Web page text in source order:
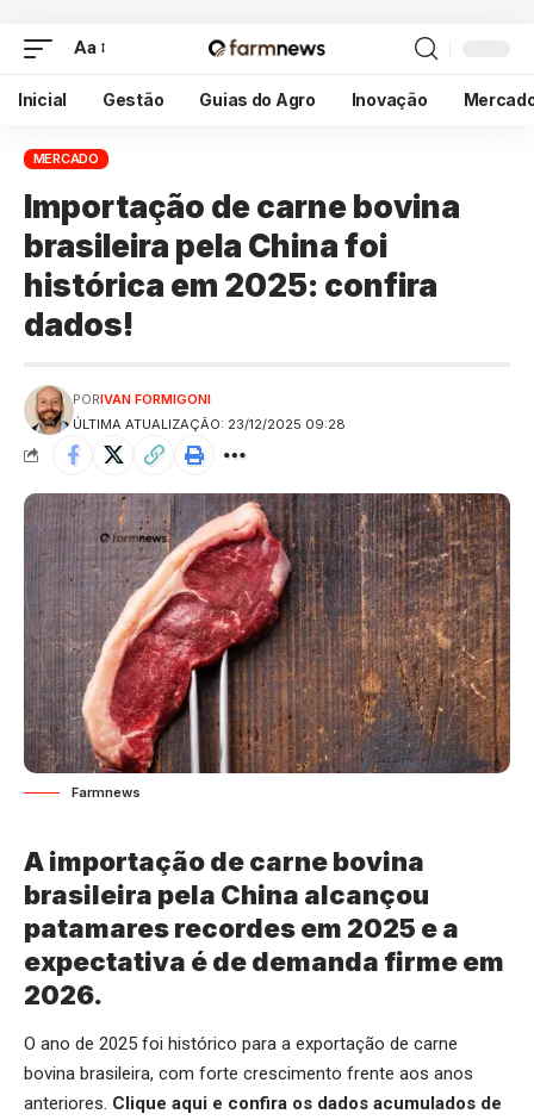
Aa
Inicial Gestão Guias do Agro Inovação
MERCADO
Importação de carne bovina
brasileira pela China foi
histórica em 2025: confira
dados!
ÚLTIMA ATUALIZAÇÃO: 23/12/2025 09:28
PORIVAN FORMIGONI
Farmnews
A importação de carne bovina
brasileira pela China alcançou
patamares recordes em 2025 e a
expectativa é de demanda firme em
2026.
O ano de 2025 foi histórico para a exportação de carne
bovina brasileira, com forte crescimento frente aos anos
anteriores. Clique aqui e confira os dados acumulados de